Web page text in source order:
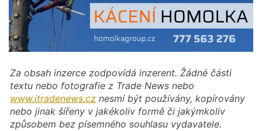
Za obsah inzerce zodpovídá inzerent. Žádné části
textu nebo fotografie z Trade News nebo
www.itradenews.cz nesmí být používány, kopírovány
nebo jinak šířeny v jakékoliv formě či jakýmkoliv
způsobem bez písemného souhlasu vydavatele.